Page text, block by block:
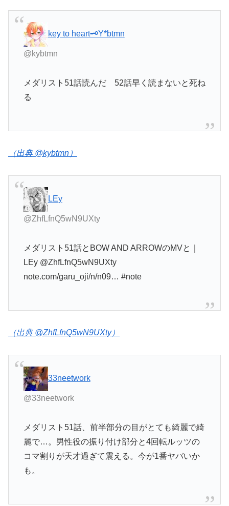
key to heart🗝️Y*btmn
@kybtmn
メダリスト51話読んだ 52話早く読まないと死ね
る
（出典 @kybtmn）
LEy
@ZhfLfnQ5wN9UXty
メダリスト51話とBOW AND ARROWのMVと｜
LEy @ZhfLfnQ5wN9UXty
note.com/garu_oji/n/n09… #note
（出典 @ZhfLfnQ5wN9UXty）
33neetwork
@33neetwork
メダリスト51話、前半部分の目がとても綺麗で綺
麗で…。男性役の振り付け部分と4回転ルッツの
コマ割りが天才過ぎて震える。今が1番ヤバいか
も。